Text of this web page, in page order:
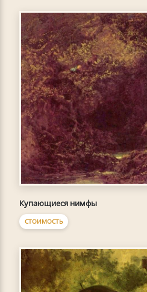
Купающиеся нимфы
СТОИМОСТЬ